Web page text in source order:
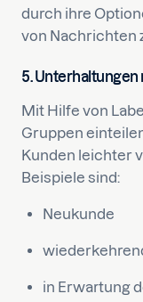
durch ihre
von Nachrichten
5.
Mit Hilfe von
Gruppen
Kunden leichter
Beispiele sind:
Neukunde
in Erwartung